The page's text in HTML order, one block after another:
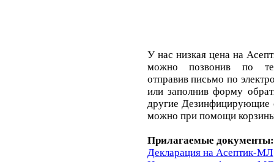
У нас низкая цена на
можно позвонив по
отправив письмо по
или заполнив форму
другие Дезинфицирующие
можно при помощи
Прилагаемые документы:
Декларация на Асептик-МЛ